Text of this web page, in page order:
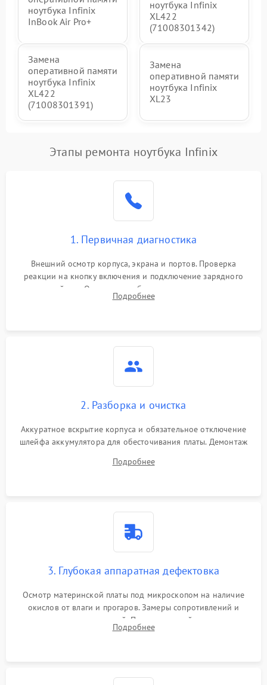
ноутбука Infinix
InBook Air Pro+
ноутбука Infinix
XL422
(71008301342)
Замена
оперативной памяти
ноутбука Infinix
XL422
(71008301391)
Замена
оперативной памяти
ноутбука Infinix
XL23
Этапы ремонта ноутбука Infinix
1. Первичная диагностика
Внешний осмотр корпуса, экрана и портов. Проверка
реакции на кнопку включения и подключение зарядного
устройства. Оценка потребления тока с помощью
лабораторного блока питания для локализации проблемы.
Подробнее
2. Разборка и очистка
Аккуратное вскрытие корпуса и обязательное отключение
шлейфа аккумулятора для обесточивания платы. Демонтаж
высохшей термопасты с кристаллов чипов.
Подробнее
3. Глубокая аппаратная дефектовка
Осмотр материнской платы под микроскопом на наличие
окислов от влаги и прогаров. Замеры сопротивлений и
дежурных напряжений. Проверка цепей питания,
мультиконтроллера, процессора и видеочипа.
Подробнее